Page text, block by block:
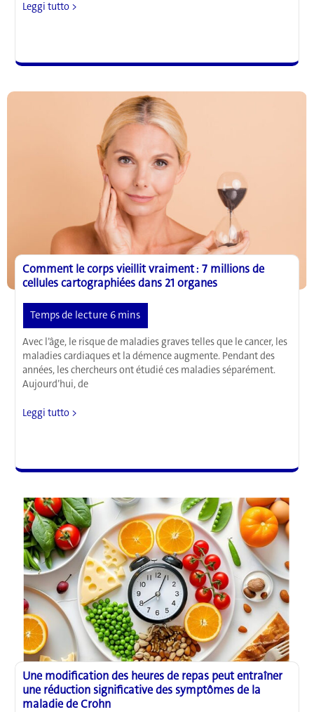
« Fibermaxxing
plus
fibres
Leggi tutto >
Comment le corps vieillit vraiment : 7 millions de
cellules cartographiées dans 21 organes
Avec l’âge, le risque de maladies graves telles que le cancer, les
maladies cardiaques et la démence augmente. Pendant des
années, les chercheurs ont étudié ces maladies séparément.
Aujourd’hui, de
Comment
vraiment
7
millions
de
cellules
cartographiées
dans
organes
Leggi tutto >
Une modification des heures de repas peut entraîner
une réduction significative des symptômes de la
maladie de Crohn